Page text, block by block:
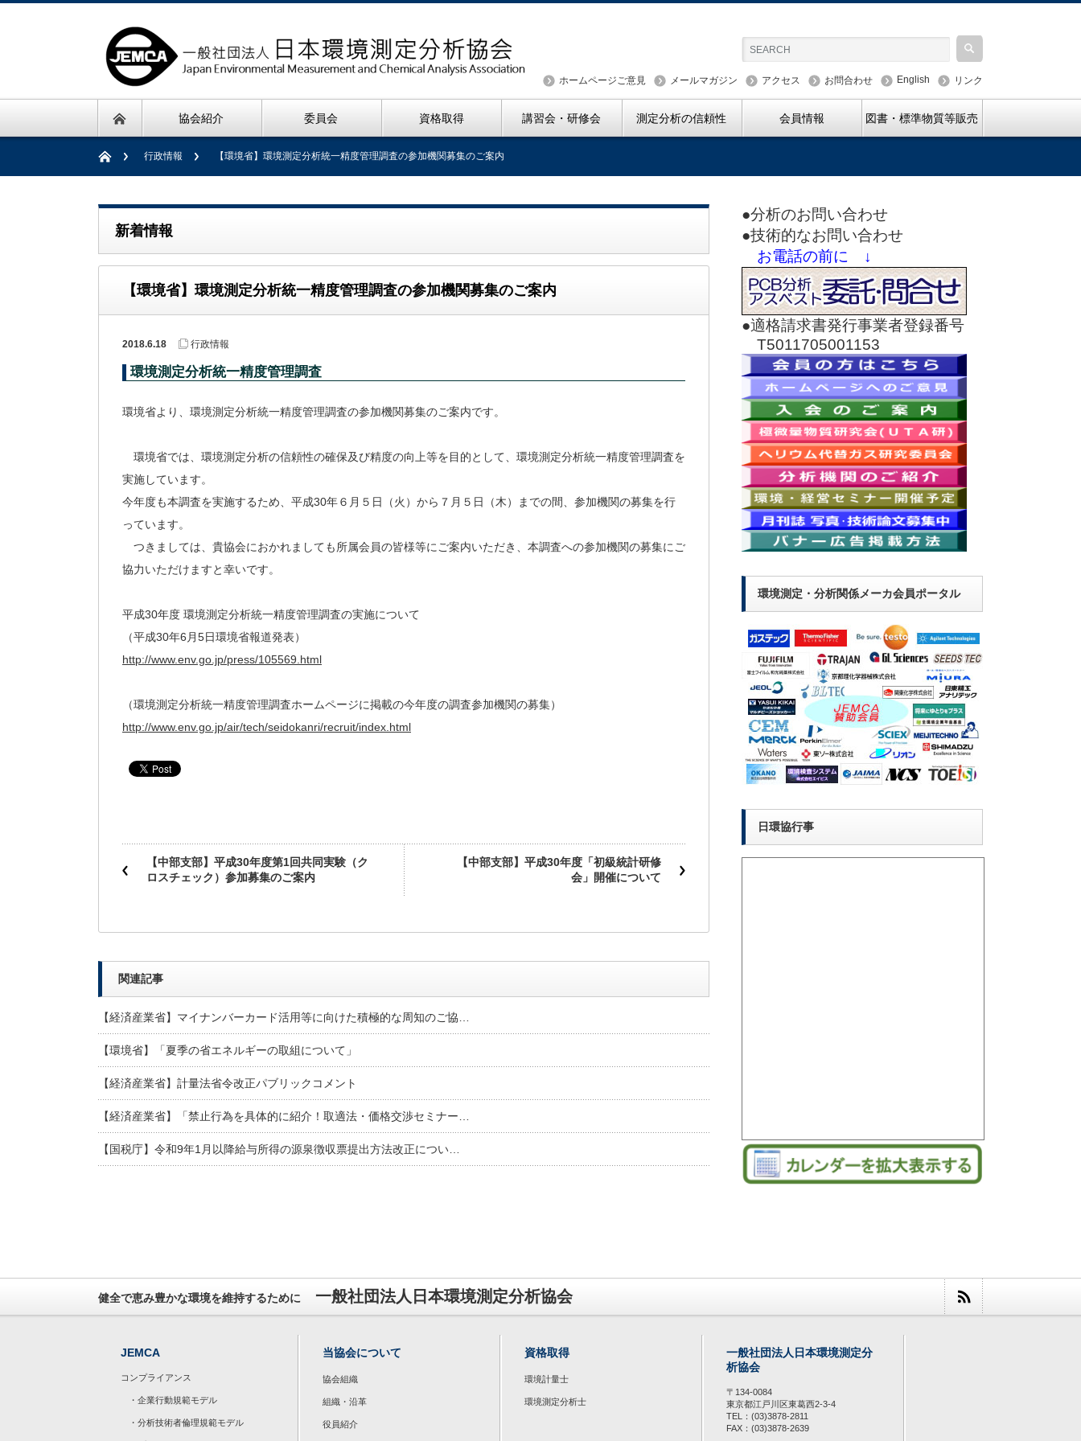
ホームページご意見 メールマガジン アクセス お問合わせ English リンク
協会紹介 委員会 資格取得 講習会・研修会 測定分析の信頼性 会員情報 図書・標準物質等販売
行政情報 【環境省】環境測定分析統一精度管理調査の参加機関募集のご案内
新着情報
【環境省】環境測定分析統一精度管理調査の参加機関募集のご案内
2018.6.18 行政情報
環境測定分析統一精度管理調査
環境省より、環境測定分析統一精度管理調査の参加機関募集のご案内です。
環境省では、環境測定分析の信頼性の確保及び精度の向上等を目的として、環境測定分析統一精度管理調査を
実施しています。
今年度も本調査を実施するため、平成30年６月５日（火）から７月５日（木）までの間、参加機関の募集を行
っています。
つきましては、貴協会におかれましても所属会員の皆様等にご案内いただき、本調査への参加機関の募集にご
協力いただけますと幸いです。
平成30年度 環境測定分析統一精度管理調査の実施について
（平成30年6月5日環境省報道発表）
http://www.env.go.jp/press/105569.html
（環境測定分析統一精度管理調査ホームページに掲載の今年度の調査参加機関の募集）
http://www.env.go.jp/air/tech/seidokanri/recruit/index.html
【中部支部】平成30年度第1回共同実験（ク
ロスチェック）参加募集のご案内
【中部支部】平成30年度「初級統計研修
会」開催について
関連記事
【経済産業省】マイナンバーカード活用等に向けた積極的な周知のご協…
【環境省】「夏季の省エネルギーの取組について」
【経済産業省】計量法省令改正パブリックコメント
【経済産業省】「禁止行為を具体的に紹介！取適法・価格交渉セミナー…
【国税庁】令和9年1月以降給与所得の源泉徴収票提出方法改正につい…
●分析のお問い合わせ
●技術的なお問い合わせ
お電話の前に ↓
●適格請求書発行事業者登録番号
T5011705001153
環境測定・分析関係メーカ会員ポータル
日環協行事
健全で恵み豊かな環境を維持するために 一般社団法人日本環境測定分析協会
JEMCA
コンプライアンス
・企業行動規範モデル
・分析技術者倫理規範モデル
当協会について
協会組織
組織・沿革
役員紹介
資格取得
環境計量士
環境測定分析士
一般社団法人日本環境測定分
析協会
〒134-0084
東京都江戸川区東葛西2-3-4
TEL：(03)3878-2811
FAX：(03)3878-2639